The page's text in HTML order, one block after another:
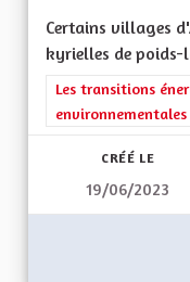
Certains villages
kyrielles de poids-
Filtrer les résultats
Les transitions
CRÉÉ LE
19/06/2023